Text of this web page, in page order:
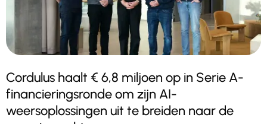
Cordulus haalt € 6,8 miljoen op in Serie A-
financieringsronde om zijn AI-
weersoplossingen uit te breiden naar de